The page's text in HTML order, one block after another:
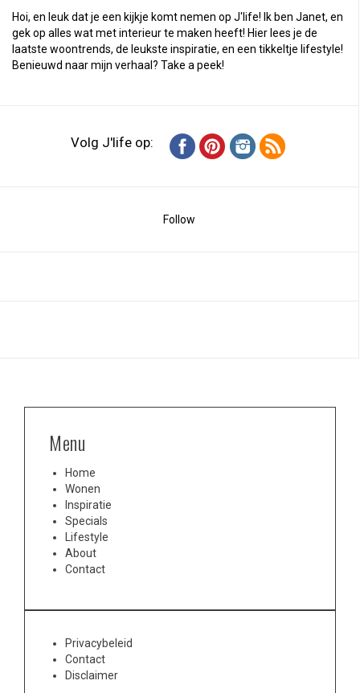
Hoi, en leuk dat je een kijkje komt nemen op J'life! Ik ben Janet, en
gek op alles wat met interieur te maken heeft! Hier lees je de
laatste woontrends, de leukste inspiratie, en een tikkeltje lifestyle!
Benieuwd naar mijn verhaal? Take a peek!
Volg J'life op:
Follow
Menu
Home
Wonen
Inspiratie
Specials
Lifestyle
About
Contact
Privacybeleid
Contact
Disclaimer